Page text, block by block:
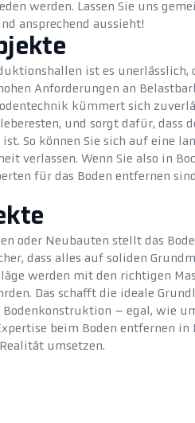
werden. Lassen Sie uns
ansprechend aussieht!
ist es unerlässlich,
Anforderungen an
kümmert sich
und sorgt dafür, dass
So können Sie sich auf eine
verlassen. Wenn Sie also in
für das Boden entfernen
oder Neubauten stellt das
dass alles auf soliden
werden mit den richtigen
Das schafft die ideale
– egal, wie
beim Boden entfernen in
umsetzen.